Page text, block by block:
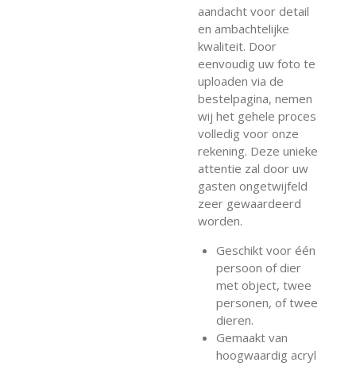
aandacht voor detail
en ambachtelijke
kwaliteit. Door
eenvoudig uw foto te
uploaden via de
bestelpagina, nemen
wij het gehele proces
volledig voor onze
rekening. Deze unieke
attentie zal door uw
gasten ongetwijfeld
zeer gewaardeerd
worden.
Geschikt voor één
persoon of dier
met object, twee
personen, of twee
dieren.
Gemaakt van
hoogwaardig acryl